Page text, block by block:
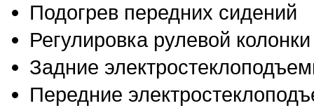
Подогрев передних сидений
Регулировка рулевой
Задние
Передние